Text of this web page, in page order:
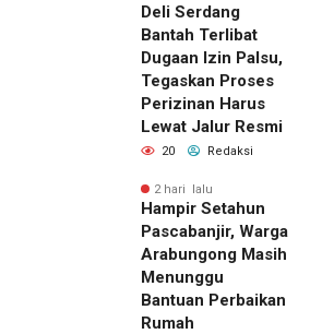
Deli Serdang
Bantah Terlibat
Dugaan Izin Palsu,
Tegaskan Proses
Perizinan Harus
Lewat Jalur Resmi
20 Redaksi
2 hari lalu
Hampir Setahun
Pascabanjir, Warga
Arabungong Masih
Menunggu
Bantuan Perbaikan
Rumah